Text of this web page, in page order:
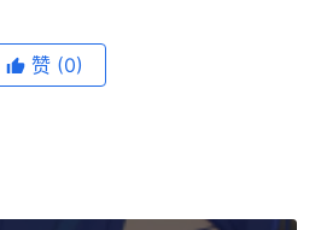
赞 (0)